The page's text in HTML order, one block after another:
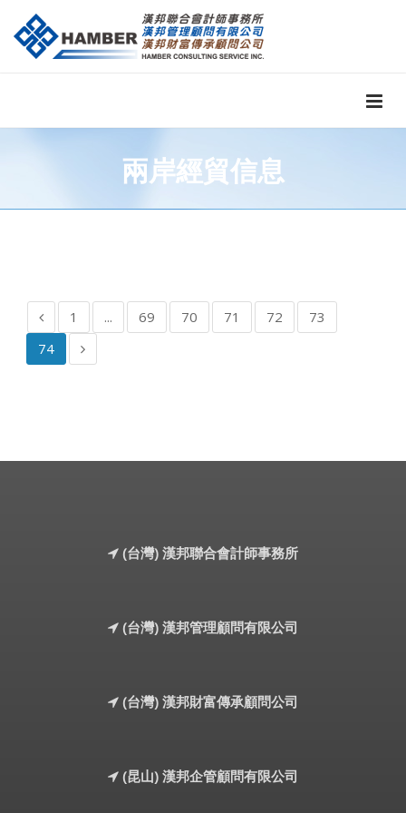
兩岸經貿信息
1 ... 69 70 71 72
73
74
(台灣) 漢邦聯合會計師事務所
(台灣) 漢邦管理顧問有限公司
(台灣) 漢邦財富傳承顧問公司
(昆山) 漢邦企管顧問有限公司